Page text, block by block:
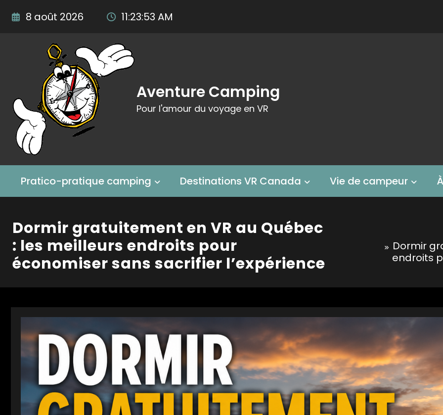
8 août 2026 11:23:55 AM
Aventure Camping
Pour l'amour du voyage en VR
Pratico-pratique camping Destinations VR Canada Vie de campeur
Dormir gratuitement en VR au Québec
: les meilleurs endroits pour
économiser sans sacrifier l’expérience
Dormir
endroits